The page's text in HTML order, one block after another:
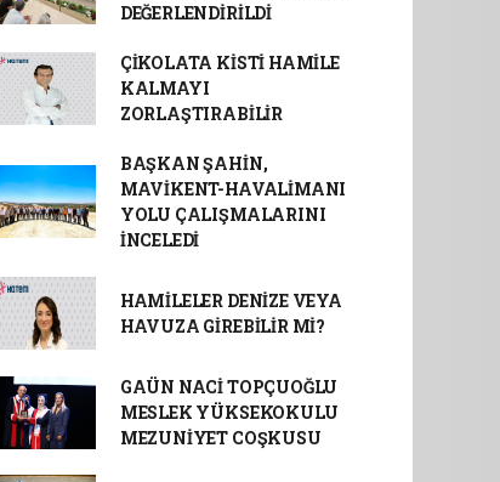
DEĞERLENDİRİLDİ
ÇİKOLATA KİSTİ HAMİLE
KALMAYI
ZORLAŞTIRABİLİR
BAŞKAN ŞAHİN,
MAVİKENT-HAVALİMANI
YOLU ÇALIŞMALARINI
İNCELEDİ
HAMİLELER DENİZE VEYA
HAVUZA GİREBİLİR Mİ?
GAÜN NACİ TOPÇUOĞLU
MESLEK YÜKSEKOKULU
MEZUNİYET COŞKUSU